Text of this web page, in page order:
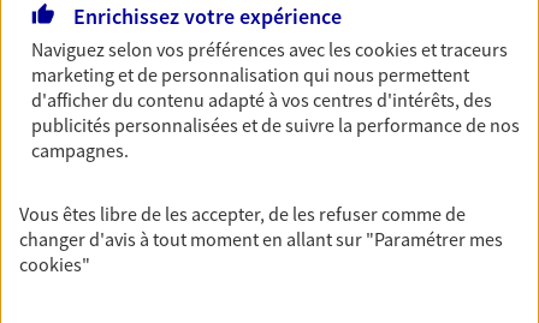
Accident, protégez votre qualité de vie et vos
revenus.
Découvrir l'offre Garantie Accidents de la Vie
OBTENIR UN TARIF EN LIGNE
Multirisque Entreprise
Gagnez en simplicité et en sérénité avec votre
Enrichissez votre expérience
Naviguez selon vos préférences avec lescookies et traceurs
marketing et de personnalisation qui nous permettent
d'afficher du contenu adapté à vos centres d'intérêts, des
publicités personnalisées et de suivre la performance de nos
campagnes.
Vous êtes libre de les accepter, de les refuser comme de
changer d'avis à tout moment en allant sur "Paramétrer mes
cookies"